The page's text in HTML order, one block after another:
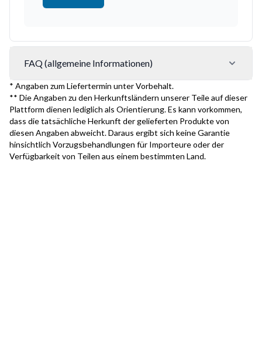
FAQ (allgemeine Informationen)
* Angaben zum Liefertermin unter Vorbehalt.
** Die Angaben zu den Herkunftsländern unserer Teile auf dieser
Plattform dienen lediglich als Orientierung. Es kann vorkommen,
dass die tatsächliche Herkunft der gelieferten Produkte von
diesen Angaben abweicht. Daraus ergibt sich keine Garantie
hinsichtlich Vorzugsbehandlungen für Importeure oder der
Verfügbarkeit von Teilen aus einem bestimmten Land.